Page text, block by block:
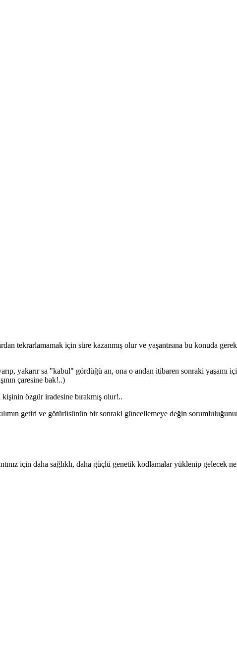
tekrarlamamak için süre kazanmış olur ve yaşantısına bu konuda
yakarır sa "kabul" gördüğü an, ona o andan itibaren sonraki
çaresine bak!..)
kişinin özgür iradesine bırakmış olur!..
getiri ve götürüsünün bir sonraki güncellemeye değin
için daha sağlıklı, daha güçlü genetik kodlamalar yüklenip gelecek